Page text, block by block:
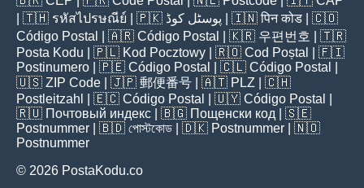
| 🇹🇭 รหัสไปรษณีย์ | 🇵🇰 پوسٹل کوڈ | 🇮🇳पिन कोड | 🇨🇴
Código Postal
| 🇦🇷 Código Postal | 🇰🇷 우편번호
| 🇹🇷
Posta Kodu | 🇵🇱 Kod Pocztowy | 🇷🇴 Cod Poștal
| 🇫🇮
Postinumero | 🇵🇪 Código Postal | 🇨🇱 Código Postal
🇺🇸 ZIP Code | 🇯🇵 郵便番号 | 🇦🇹 PLZ | 🇨🇭
Postleitzahl
| 🇪🇨 Código Postal | 🇺🇾 Código Postal
🇷🇺 Почтовый индекс | 🇧🇬 Пощенски код | 🇸🇪
Postnummer | 🇧🇩 পোস্টকোড | 🇩🇰 Postnummer | 🇳🇴
Postnummer
© 2026 PostaKodu.co